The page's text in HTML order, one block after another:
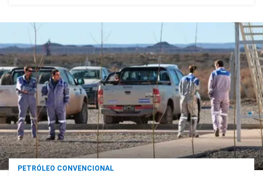
PETRÓLEO CONVENCIONAL